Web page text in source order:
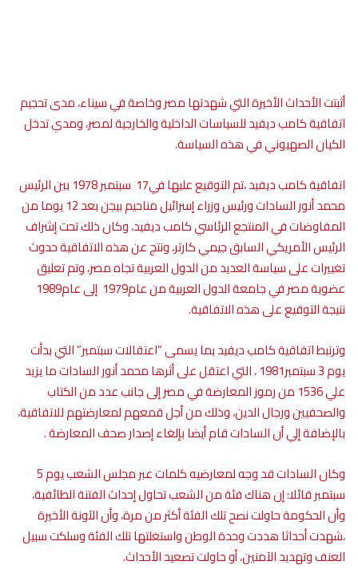
أثبتت الأحداث الأخيرة التي شهدتها مصر وخاصة في سيناء، مدى تحجيم
اتفاقية كامب ديفيد للسياسات الداخلية والخارجية لمصر، ومدي تدخل
الكيان الصهيوني في هذه السياسة.
اتفاقية كامب ديفيد ،تم التوقيع عليها في17 سبتمبر 1978 بين الرئيس
محمد أنور السادات ورئيس وزراء إسرائيل مناحيم بيجن بعد 12 يوما من
المفاوضات في المنتجع الرئاسي كامب ديفيد، وكان ذلك تحت إشراف
الرئيس الأمريكي السابق جيمي كارتر، ونتج عن هذه الاتفاقية حدوث
تغييرات على سياسة العديد من الدول العربية تجاه مصر، وتم تعليق
عضوية مصر في جامعة الدول العربية من عام1979 إلى عام1989
نتيجة التوقيع على هذه الاتفاقية.
وترتبط اتفاقية كامب ديفيد بما يسمى “اعتقالات سبتمبر” التي بدأت
يوم 3 سبتمبر1981 ، التي اعتقل على أثرها محمد أنور السادات ما يزيد
علي 1536 من رموز المعارضة في مصر إلى جانب عدد من الكتاب
والصحفيين ورجال الدين، وذلك من أجل قمعهم لمعارضتهم للاتفاقية،
بالإضافة إلي أن السادات قام أيضا بإلغاء إصدار صحف المعارضة .
وكان السادات قد وجه لمعارضيه كلمات عبر مجلس الشعب يوم 5
سبتمبر قائلا: إن هناك فئة من الشعب تحاول إحداث الفتنة الطائفية،
وأن الحكومة حاولت نصح تلك الفئة أكثر من مرة، وأن الآونة الأخيرة
،شهدت أحداثا هددت وحدة الوطن واستغلتها تلك الفئة وسلكت سبيل
العنف وتهديد الآمنين، أو حاولت تصعيد الأحداث.